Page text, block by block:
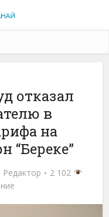
отказал
в
на
“Береке”
Редактор
2 102